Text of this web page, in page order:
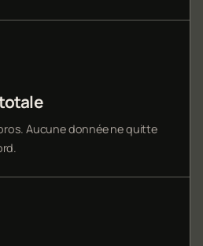
Aucune donnée ne quitte